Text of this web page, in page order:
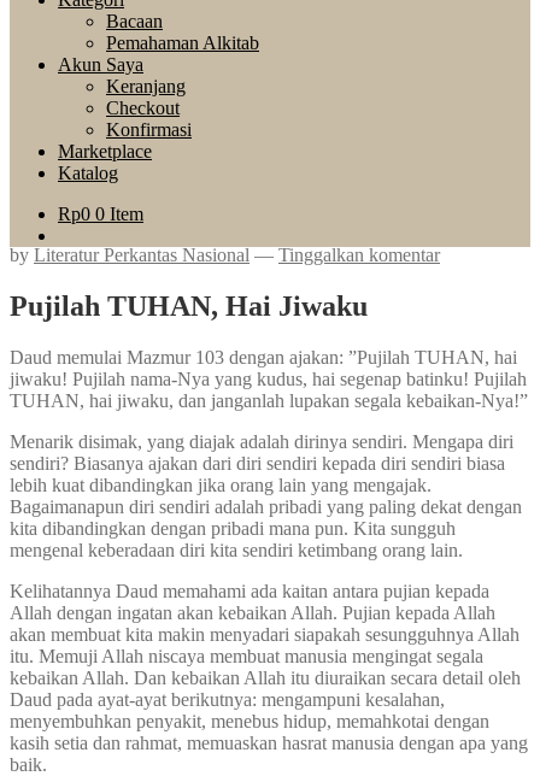
Bacaan
Pemahaman Alkitab
Akun Saya
Keranjang
Checkout
Konfirmasi
Marketplace
Katalog
Rp0 0 Item
by Literatur Perkantas Nasional — Tinggalkan komentar
Pujilah TUHAN, Hai Jiwaku
Daud memulai Mazmur 103 dengan ajakan: ”Pujilah TUHAN, hai
jiwaku! Pujilah nama-Nya yang kudus, hai segenap batinku! Pujilah
TUHAN, hai jiwaku, dan janganlah lupakan segala kebaikan-Nya!”
Menarik disimak, yang diajak adalah dirinya sendiri. Mengapa diri
sendiri? Biasanya ajakan dari diri sendiri kepada diri sendiri biasa
lebih kuat dibandingkan jika orang lain yang mengajak.
Bagaimanapun diri sendiri adalah pribadi yang paling dekat dengan
kita dibandingkan dengan pribadi mana pun. Kita sungguh
mengenal keberadaan diri kita sendiri ketimbang orang lain.
Kelihatannya Daud memahami ada kaitan antara pujian kepada
Allah dengan ingatan akan kebaikan Allah. Pujian kepada Allah
akan membuat kita makin menyadari siapakah sesungguhnya Allah
itu. Memuji Allah niscaya membuat manusia mengingat segala
kebaikan Allah. Dan kebaikan Allah itu diuraikan secara detail oleh
Daud pada ayat-ayat berikutnya: mengampuni kesalahan,
menyembuhkan penyakit, menebus hidup, memahkotai dengan
kasih setia dan rahmat, memuaskan hasrat manusia dengan apa yang
baik.